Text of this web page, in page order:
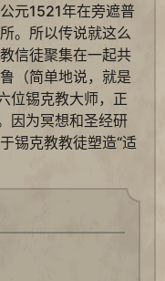
元1521年在旁遮普
。所以传说就这么
信徒聚集在一起共
（简单地说，就是
位锡克教大师，正
因为冥想和圣经研
锡克教教徒塑造“适